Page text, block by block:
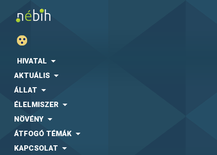
HIVATAL
AKTUÁLIS
ÁLLAT
ÉLELMISZER
NÖVÉNY
ÁTFOGÓ TÉMÁK
KAPCSOLAT